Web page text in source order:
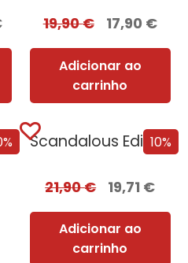
19,90€ 17,90 €
Adicionar ao
carrinho
Edição]... 10%
Scandalous Edição com EDGES
21,90€ 19,71 €
Adicionar ao
carrinho